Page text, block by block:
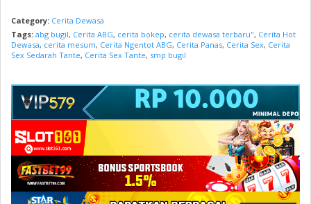
Category: Cerita Dewasa
Tags: abg bugil, Cerita ABG, cerita bokep, cerita dewasa terbaru", Cerita Hot
Dewasa, cerita mesum, Cerita Ngentot ABG, Cerita Panas, Cerita Sex, Cerita
Sex Sedarah Tante, Cerita Sex Tante, smp bugil